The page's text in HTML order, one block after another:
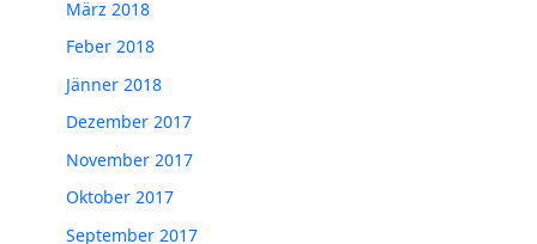
März 2018
Feber 2018
Jänner 2018
Dezember 2017
November 2017
Oktober 2017
September 2017